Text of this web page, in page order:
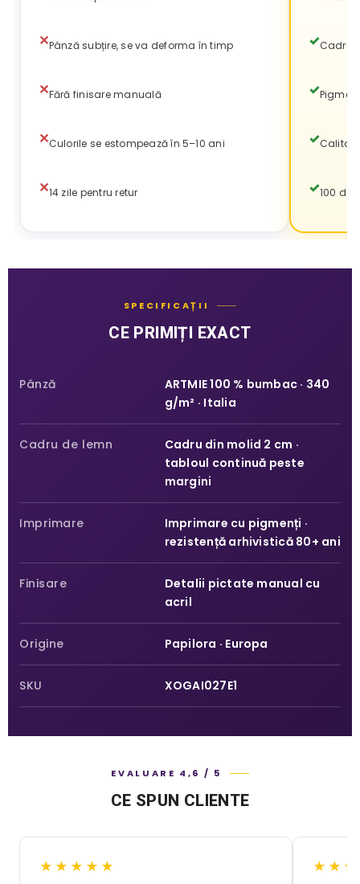
Pânză subțire, se va deforma în timp
Fără finisare manuală
Culorile se estompează în 5–10 ani
14 zile pentru retur
Cadru
100 de
SPECIFICAȚII
CE PRIMIȚI EXACT
Pânză
ARTMIE 100 % bumbac · 340
g/m² · Italia
Cadru de lemn
Cadru din molid 2 cm ·
tabloul continuă peste
margini
Imprimare
Imprimare cu pigmenți ·
rezistență arhivistică 80+ ani
Finisare
Detalii pictate manual cu
acril
Origine Papilora · Europa
SKU XOGAI027E1
EVALUARE 4,6 / 5
CE SPUN CLIENTE
★★★★★